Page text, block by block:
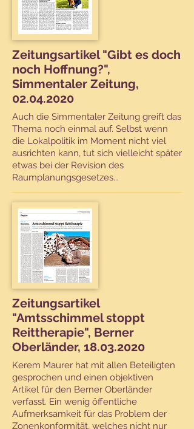
Zeitungsartikel "Gibt es doch
noch Hoffnung?",
Simmentaler Zeitung,
02.04.2020
Auch die Simmentaler Zeitung greift das
Thema noch einmal auf. Selbst wenn
die Lokalpolitik im Moment nicht viel
ausrichten kann, tut sich vielleicht später
etwas bei der Revision des
Raumplanungsgesetzes...
Zeitungsartikel
"Amtsschimmel stoppt
Reittherapie", Berner
Oberländer, 18.03.2020
Kerem Maurer hat mit allen Beteiligten
gesprochen und einen objektiven
Artikel für den Berner Oberländer
verfasst. Ein wenig öffentliche
Aufmerksamkeit für das Problem der
Zonenkonformität, welches nicht nur